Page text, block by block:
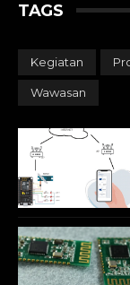
TAGS
Kegiatan
Wawasan